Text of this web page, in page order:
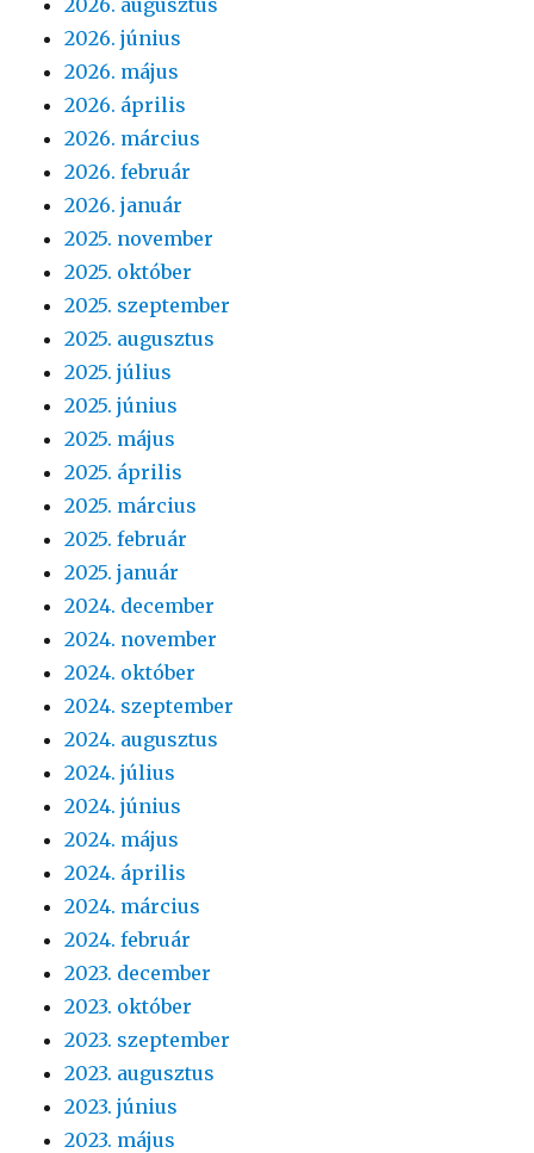
2026. június
2026. május
2026. április
2026. március
2026. február
2026. január
2025. november
2025. október
2025. szeptember
2025. augusztus
2025. július
2025. június
2025. május
2025. április
2025. március
2025. február
2025. január
2024. december
2024. november
2024. október
2024. szeptember
2024. augusztus
2024. július
2024. június
2024. május
2024. április
2024. március
2024. február
2023. december
2023. október
2023. szeptember
2023. augusztus
2023. június
2023. május